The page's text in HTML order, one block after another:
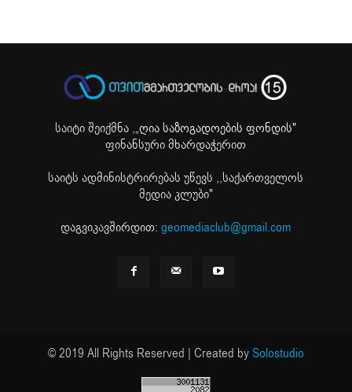
საიტი შეიქმნა ,„ღია საზოგადოების ფონდის"
ფინანსური მხარდაჭერით
საიტს ადმინისტრირებას უწევს ,,საქართველოს
მედია კლუბი"
დაგვიკავშირდით:geomediaclub@gmail.com
© 2019 All Rights Reserved | Created bySolostudio